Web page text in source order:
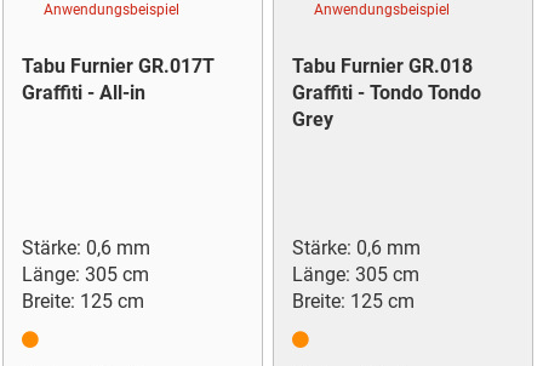
Anwendungsbeispiel
Tabu Furnier GR.017T
Graffiti - All-in
Stärke: 0,6 mm
Länge: 305 cm
Breite: 125 cm
Anwendungsbeispiel
Tabu Furnier GR.018
Graffiti - Tondo Tondo
Grey
Stärke: 0,6 mm
Länge: 305 cm
Breite: 125 cm